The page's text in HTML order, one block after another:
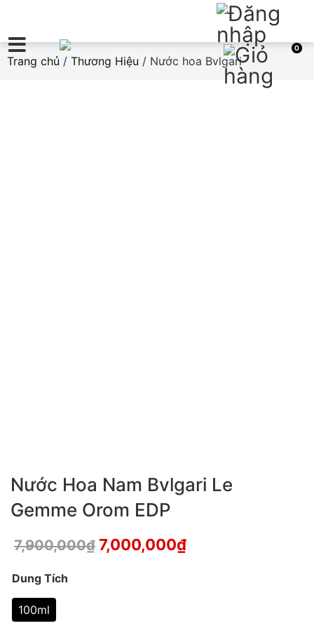
0
Trang chủ / Thương Hiệu / Nước hoa Bvlgari
Nước Hoa Nam Bvlgari Le
Gemme Orom EDP
7,900,000₫ 7,000,000₫
Dung Tích
100ml